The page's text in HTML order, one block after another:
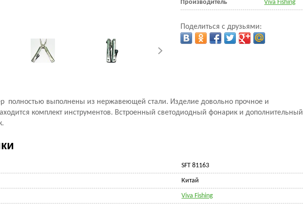
Производитель Viva Fishing
Поделиться с друзьями:
полностью выполнены из нержавеющей стали. Изделие довольно прочное и
комплект инструментов. Встроенный светодиодный фонарик и дополнительный
SFT 81163
Китай
Viva Fishing